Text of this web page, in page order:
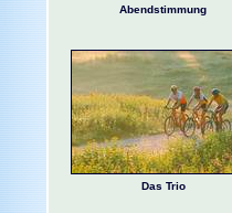
Abendstimmung
Das Trio